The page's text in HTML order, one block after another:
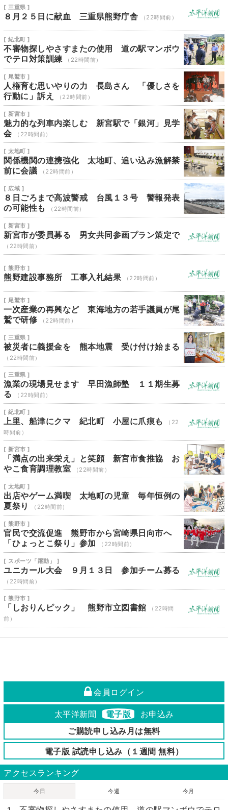
[ 三重県 ]
８月２５日に献血 三重県熊野庁舎 （22時間前）
[ 紀北町 ]
不審物探しやさすまたの使用 道の駅マンボウ
でテロ対策訓練
（22時間前）
[ 尾鷲市 ]
人権育む思いやりの力 長島さん 「優しさを
行動に」訴え
（22時間前）
[ 新宮市 ]
魅力的な列車内楽しむ 新宮駅で「銀河」見学
会
（22時間前）
[ 太地町 ]
関係機関の連携強化 太地町、追い込み漁解禁
前に会議
（22時間前）
[ 広域 ]
８日ごろまで高波警戒 台風１３号 警報発表
の可能性も
（22時間前）
[ 新宮市 ]
新宮市が委員募る 男女共同参画プラン策定で
（22時間前）
[ 熊野市 ]
熊野建設事務所 工事入札結果 （22時間前）
[ 尾鷲市 ]
一次産業の再興など 東海地方の若手議員が尾
鷲で研修
（22時間前）
[ 三重県 ]
被災者に義援金を 熊本地震 受け付け始まる
（22時間前）
[ 三重県 ]
漁業の現場見せます 早田漁師塾 １１期生募
る
（22時間前）
[ 紀北町 ]
上里、船津にクマ 紀北町 小屋に爪痕も
（22
時間前）
[ 新宮市 ]
「満点の出来栄え」と笑顔 新宮市食推協 お
やこ食育調理教室
（22時間前）
[ 太地町 ]
出店やゲーム満喫 太地町の児童 毎年恒例の
夏祭り
（22時間前）
[ 熊野市 ]
官民で交流促進 熊野市から宮崎県日向市へ
「ひょっとこ祭り」参加
（22時間前）
[ スポーツ「躍動」 ]
ユニカール大会 ９月１３日 参加チーム募る
（22時間前）
[ 熊野市 ]
「しおりんピック」 熊野市立図書館
（22時間
前）
会員ログイン
太平洋新聞 電子版
お申込み
ご購読申し込み月は無料
電子版 試読申し込み（１週間 無料）
アクセスランキング
今日 今週 今月